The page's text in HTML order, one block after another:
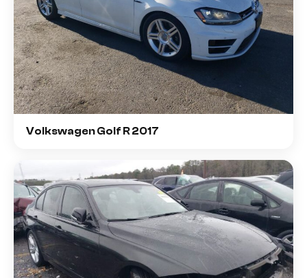
Volkswagen Golf R 2017